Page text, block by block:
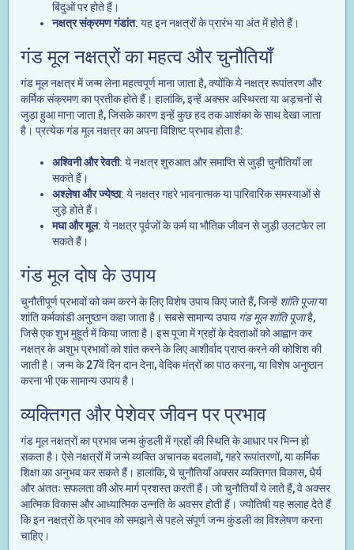
बिंदुओं पर होते हैं।
नक्षत्र संक्रमण गंडांत: यह इन नक्षत्रों के प्रारंभ या अंत में होते हैं।
गंड मूल नक्षत्रों का महत्व और चुनौतियाँ
गंड मूल नक्षत्र में जन्म लेना महत्वपूर्ण माना जाता है, क्योंकि ये नक्षत्र रूपांतरण और
कर्मिक संक्रमण का प्रतीक होते हैं। हालांकि, इन्हें अक्सर अस्थिरता या अड़चनों से
जुड़ा हुआ माना जाता है, जिसके कारण इन्हें कुछ हद तक आशंका के साथ देखा जाता
है। प्रत्येक गंड मूल नक्षत्र का अपना विशिष्ट प्रभाव होता है:
अश्विनी और रेवती: ये नक्षत्र शुरुआत और समाप्ति से जुड़ी चुनौतियाँ ला
सकते हैं।
अश्लेषा और ज्येष्ठा: ये नक्षत्र गहरे भावनात्मक या पारिवारिक समस्याओं से
जुड़े होते हैं।
मघा और मूल: ये नक्षत्र पूर्वजों के कर्म या भौतिक जीवन से जुड़ी उलटफेर ला
सकते हैं।
गंड मूल दोष के उपाय
चुनौतीपूर्ण प्रभावों को कम करने के लिए विशेष उपाय किए जाते हैं, जिन्हें शांति पूजाया
शांति कर्मकांडी अनुष्ठान कहा जाता है। सबसे सामान्य उपाय गंड मूल शांति पूजाहै,
जिसे एक शुभ मुहूर्त में किया जाता है। इस पूजा में ग्रहों के देवताओं को आह्वान कर
नक्षत्र के अशुभ प्रभावों को शांत करने के लिए आशीर्वाद प्राप्त करने की कोशिश की
जाती है। जन्म के 27वें दिन दान देना, वेदिक मंत्रों का पाठ करना, या विशेष अनुष्ठान
करना भी एक सामान्य उपाय है।
व्यक्तिगत और पेशेवर जीवन पर प्रभाव
गंड मूल नक्षत्रों का प्रभाव जन्म कुंडली में ग्रहों की स्थिति के आधार पर भिन्न हो
सकता है। ऐसे नक्षत्रों में जन्मे व्यक्ति अचानक बदलावों, गहरे रूपांतरणों, या कर्मिक
शिक्षा का अनुभव कर सकते हैं। हालांकि, ये चुनौतियाँ अक्सर व्यक्तिगत विकास, धैर्य
और अंततः सफलता की ओर मार्ग प्रशस्त करती हैं। जो चुनौतियाँ ये लाते हैं, वे अक्सर
आत्मिक विकास और आध्यात्मिक उन्नति के अवसर होती हैं। ज्योतिषी यह सलाह देते हैं
कि इन नक्षत्रों के प्रभाव को समझने से पहले संपूर्ण जन्म कुंडली का विश्लेषण करना
चाहिए।